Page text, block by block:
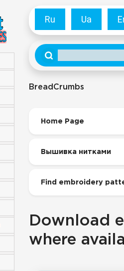
Ru Ua
BreadCrumbs
Home Page
Вышивка нитками
Find embroidery
Download
where